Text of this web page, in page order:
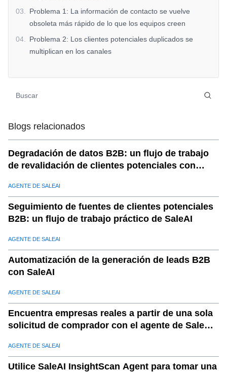
03
Problema 1: La información de contacto se vuelve
obsoleta más rápido de lo que los equipos creen
04
Problema 2: Los clientes potenciales duplicados se
multiplican en los canales
equipos y sistemas
06. Problema 4: La puntuación de clientes potenciales se
07. Problema 5: Los equipos confunden el volumen de
08. Por qué el enriquecimiento continuo de datos es la única
clientes potenciales
10. Resumen
Blogs relacionados
Degradación de datos B2B: un flujo de trabajo
de revalidación de clientes potenciales con
AGENTE DE SALEAI
Seguimiento de fuentes de clientes potenciales
B2B: un flujo de trabajo práctico de SaleAI
AGENTE DE SALEAI
Automatización de la generación de leads B2B
con SaleAI
AGENTE DE SALEAI
Encuentra empresas reales a partir de una sola
solicitud de comprador con el agente de SaleAI
AGENTE DE SALEAI
Utilice SaleAI InsightScan Agent para tomar una